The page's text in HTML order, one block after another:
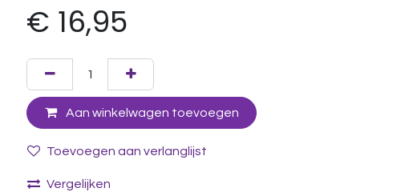
€ 16,95
Aan winkelwagen toevoegen
Toevoegen aan verlanglijst
Vergelijken